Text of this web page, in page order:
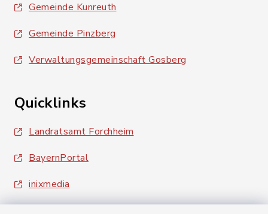
Gemeinde Kunreuth
Gemeinde Pinzberg
Verwaltungsgemeinschaft Gosberg
Quicklinks
Landratsamt Forchheim
BayernPortal
inixmedia